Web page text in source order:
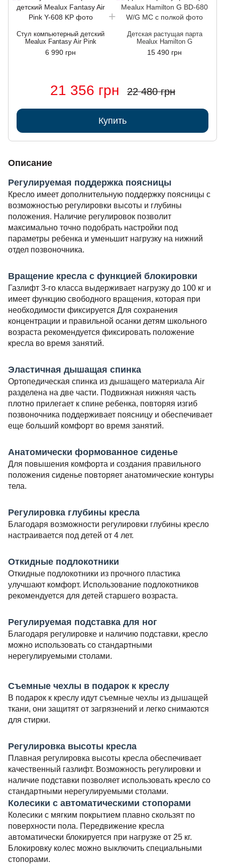
Стул компьютерный детский
Mealux Fantasy Air Pink
6 990 грн
Детская растущая парта
Mealux Hamilton G
15 490 грн
21 356 грн 22 480 грн
Купить
Описание
Регулируемая поддержка поясницы
Кресло имеет дополнительную поддержку поясницы с
возможностью регулировки высоты и глубины
положения. Наличие регулировок позволит
максимально точно подобрать настройки под
параметры ребенка и уменьшит нагрузку на нижний
отдел позвоночника.
Вращение кресла с функцией блокировки
Газлифт 3-го класса выдерживает нагрузку до 100 кг и
имеет функцию свободного вращения, которая при
необходимости фиксируется Для сохранения
концентрации и правильной осанки детям школьного
возраста рекомендуется фиксировать положение
кресла во время занятий.
Эластичная дышащая спинка
Ортопедическая спинка из дышащего материала Air
разделена на две части. Подвижная нижняя часть
плотно прилегает к спине ребенка, повторяя изгиб
позвоночника поддерживает поясницу и обеспечивает
еще больший комфорт во время занятий.
Анатомически формованное сиденье
Для повышения комфорта и создания правильного
положения сиденье повторяет анатомические контуры
тела.
Регулировка глубины кресла
Благодаря возможности регулировки глубины кресло
настраивается под детей от 4 лет.
Откидные подлокотники
Откидные подлокотники из прочного пластика
улучшают комфорт. Использование подлокотников
рекомендуется для детей старшего возраста.
Регулируемая подставка для ног
Благодаря регулировке и наличию подставки, кресло
можно использовать со стандартными
нерегулируемыми столами.
Съемные чехлы в подарок к креслу
В подарок к креслу идут съемные чехлы из дышащей
ткани, они защитят от загрязнений и легко снимаются
для стирки.
Регулировка высоты кресла
Плавная регулировка высоты кресла обеспечивает
качественный газлифт. Возможность регулировки и
наличие подставки позволяет использовать кресло со
стандартными нерегулируемыми столами.
Колесики с автоматическими стопорами
Колесики с мягким покрытием плавно скользят по
поверхности пола. Передвижение кресла
автоматически блокируется при нагрузке от 25 кг.
Блокировку колес можно выключить специальными
стопорами.